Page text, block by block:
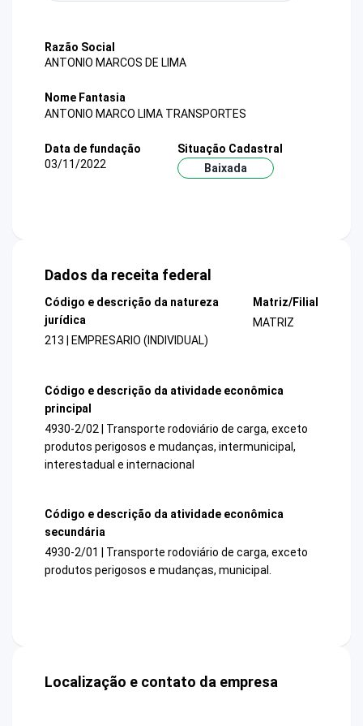
Razão Social
ANTONIO MARCOS DE LIMA
Nome Fantasia
ANTONIO MARCO LIMA TRANSPORTES
Data de fundação
03/11/2022
Situação Cadastral
Baixada
Dados da receita federal
Código e descrição da natureza
jurídica
213 | EMPRESARIO (INDIVIDUAL)
Matriz/Filial
MATRIZ
Código e descrição da atividade econômica
principal
4930-2/02 | Transporte rodoviário de carga, exceto
produtos perigosos e mudanças, intermunicipal,
interestadual e internacional
Código e descrição da atividade econômica
secundária
4930-2/01 | Transporte rodoviário de carga, exceto
produtos perigosos e mudanças, municipal.
Localização e contato da empresa